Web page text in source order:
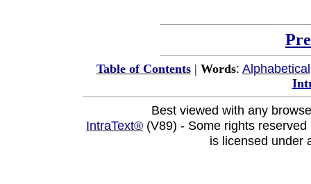
Table of Contents| Words: Alphabetical
Best viewed with any
IntraText® (V89) - Some rights
is licensed under